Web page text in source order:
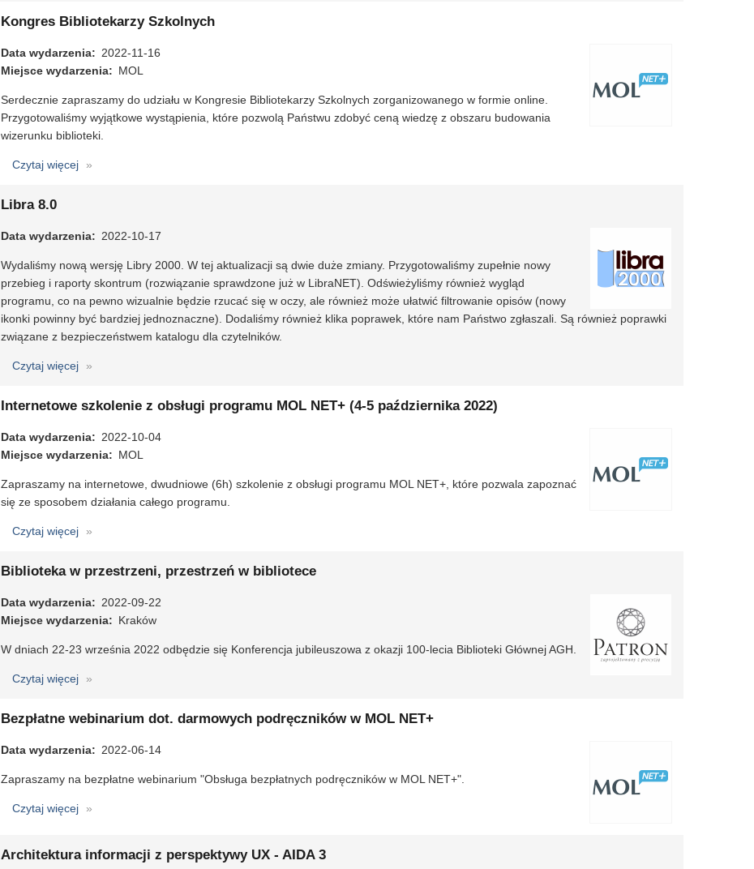
świąteczne
Kongres Bibliotekarzy Szkolnych
Data wydarzenia
2022-11-16
Miejsce wydarzenia
MOL
Serdecznie zapraszamy do udziału w Kongresie Bibliotekarzy Szkolnych zorganizowanego w formie online.
Przygotowaliśmy wyjątkowe wystąpienia, które pozwolą Państwu zdobyć ceną wiedzę z obszaru budowania
wizerunku biblioteki.
Czytaj więcej
o
Libra 8.0
Data wydarzenia 2022-10-17
Wydaliśmy nową wersję Libry 2000. W tej aktualizacji są dwie duże zmiany. Przygotowaliśmy zupełnie nowy
przebieg i raporty skontrum (rozwiązanie sprawdzone już w LibraNET). Odświeżyliśmy również wygląd
programu, co na pewno wizualnie będzie rzucać się w oczy, ale również może ułatwić filtrowanie opisów (nowy
ikonki powinny być bardziej jednoznaczne). Dodaliśmy również klika poprawek, które nam Państwo zgłaszali. Są również poprawki
związane z bezpieczeństwem katalogu dla czytelników.
Czytaj więcej
o
8.0
Internetowe szkolenie z obsługi programu MOL NET+ (4-5 października 2022)
Data wydarzenia
2022-10-04
Miejsce wydarzenia
MOL
Zapraszamy na internetowe, dwudniowe (6h) szkolenie z obsługi programu MOL NET+, które pozwala zapoznać
się ze sposobem działania całego programu.
Czytaj więcej
o
szkolenie
obsługi
programu
NET+
2022)
Biblioteka w przestrzeni, przestrzeń w bibliotece
Data wydarzenia
2022-09-22
Miejsce wydarzenia
Kraków
W dniach 22-23 września 2022 odbędzie się Konferencja jubileuszowa z okazji 100-lecia Biblioteki Głównej AGH.
Czytaj więcej
o
w
przestrzeń
bibliotece
Bezpłatne webinarium dot. darmowych podręczników w MOL NET+
Data wydarzenia 2022-06-14
Zapraszamy na bezpłatne webinarium "Obsługa bezpłatnych podręczników w MOL NET+".
Czytaj więcej
o
dot.
Architektura informacji z perspektywy UX - AIDA 3